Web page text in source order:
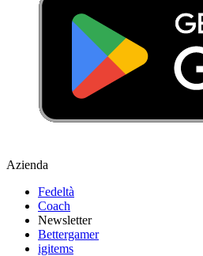
Azienda
Fedeltà
Coach
Newsletter
Bettergamer
igitems